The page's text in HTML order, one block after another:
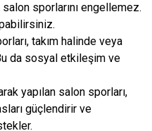
salon sporlarını engellemez.
takım halinde veya
da sosyal etkileşim ve
yapılan salon sporları,
güçlendirir ve